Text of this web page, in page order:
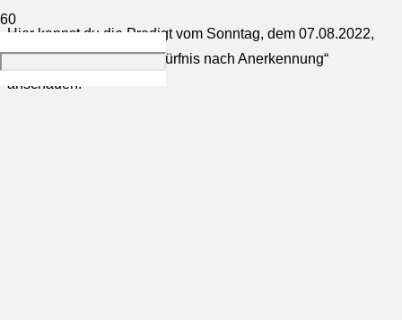
Hier kannst du die Predigt vom Sonntag, dem 07.08.2022,
zum Thema: „Suche/Bedürfnis nach Anerkennung“
anschauen.